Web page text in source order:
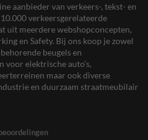
aanbieder van verkeers-, tekst- en
verkeersgerelateerde
uit meerdere webshopconcepten,
en Safety. Bij ons koop je zowel
beugels en
voor elektrische auto’s,
maar ook diverse
en duurzaam straatmeubilair